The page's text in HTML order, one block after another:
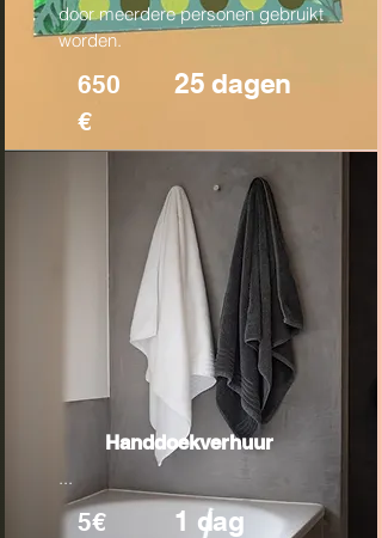
door meerdere personen gebruikt
worden.
650
€
25 dagen
Handdoekverhuur
...
5€ 1 dag